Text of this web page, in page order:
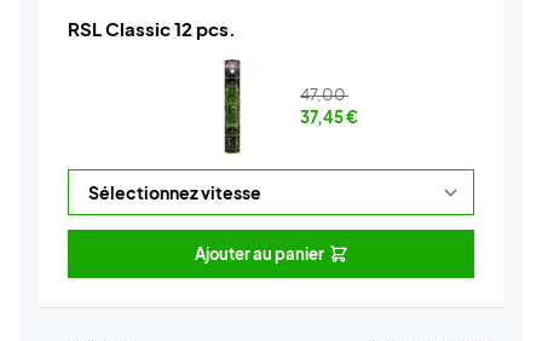
RSL Classic 12 pcs.
47,00
37,45€
Ajouter au panier